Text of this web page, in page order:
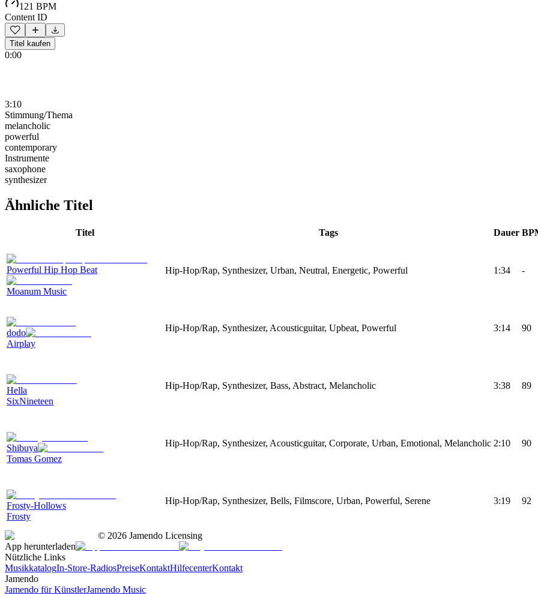
121 BPM
Content ID
Titel kaufen
0:00
3:10
Stimmung/Thema
melancholic
powerful
contemporary
Instrumente
saxophone
synthesizer
Ähnliche Titel
Titel Tags Dauer
Powerful Hip Hop Beat
Moanum Music
Hip-Hop/Rap, Synthesizer, Urban, Neutral, Energetic, Powerful 1:34 -
dodo
Airplay
Hip-Hop/Rap, Synthesizer, Acousticguitar, Upbeat, Powerful 3:14 90
Hella
SixNineteen
Hip-Hop/Rap, Synthesizer, Bass, Abstract, Melancholic 3:38 89
Shibuya
Tomas Gomez
Hip-Hop/Rap, Synthesizer, Acousticguitar, Corporate, Urban, Emotional, Melancholic 2:10 90
Frosty-Hollows
Frosty
Hip-Hop/Rap, Synthesizer, Bells, Filmscore, Urban, Powerful, Serene 3:19 92
© 2026 Jamendo Licensing
App herunterladen
Nützliche Links
MusikkatalogIn-Store-RadiosPreiseKontaktHilfecenterKontakt
Jamendo
Jamendo für KünstlerJamendo Music